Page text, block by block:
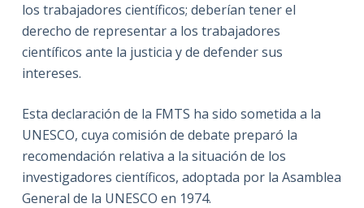
los trabajadores científicos; deberían tener el
derecho de representar a los trabajadores
científicos ante la justicia y de defender sus
intereses.
Esta declaración de la FMTS ha sido sometida a la
UNESCO, cuya comisión de debate preparó la
recomendación relativa a la situación de los
investigadores científicos, adoptada por la Asamblea
General de la UNESCO en 1974.